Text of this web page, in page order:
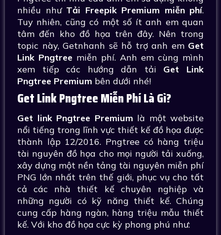
nhiều như Tải Freepik Premium miễn phí.
Tuy nhiên, cũng có một số ít anh em quan
tâm đến kho đồ họa trên đây. Nên trong
topic này, Getnhanh sẽ hỗ trợ anh em Get
Link Pngtree miễn phí. Anh em cùng mình
xem tiếp các hướng dẫn tải Get Link
Pngtree Premium bên dưới nhé!
Get Link Pngtree Miễn Phí Là Gì?
Get link Pngtree Premium là một website
nổi tiếng trong lĩnh vực thiết kế đồ họa được
thành lập 12/2016. Pngtree có hàng triệu
tài nguyên đồ họa cho mọi người tải xuống,
xây dựng một nền tảng tài nguyên miễn phí
PNG lớn nhất trên thế giới, phục vụ cho tất
cả các nhà thiết kế chuyên nghiệp và
những người có kỹ năng thiết kế. Chúng
cung cấp hàng ngàn, hàng triệu mẫu thiết
kế. Với kho đồ họa cực kỳ phong phú như: